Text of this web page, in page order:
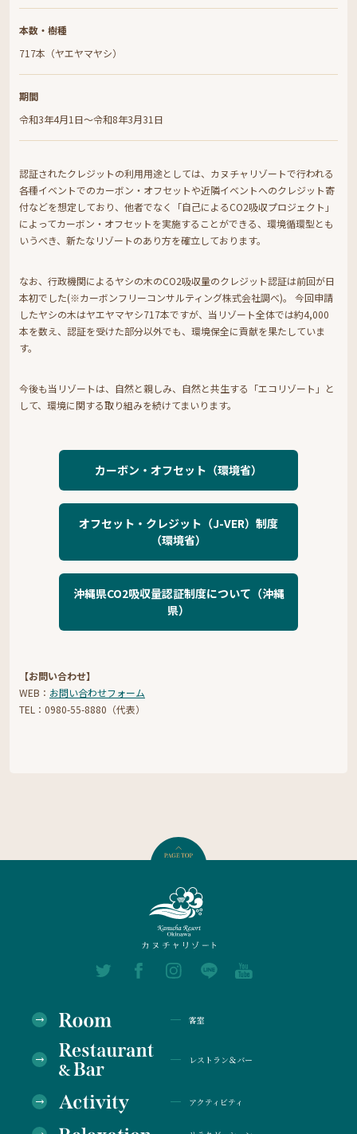
本数・樹種
717本（ヤエヤマヤシ）
期間
令和3年4月1日～令和8年3月31日
認証されたクレジットの利用用途としては、カヌチャリゾートで行われる
各種イベントでのカーボン・オフセットや近隣イベントへのクレジット寄
付などを想定しており、他者でなく「自己によるCO2吸収プロジェクト」
によってカーボン・オフセットを実施することができる、環境循環型とも
いうべき、新たなリゾートのあり方を確立しております。
なお、行政機関によるヤシの木のCO2吸収量のクレジット認証は前回が日
本初でした(※カーボンフリーコンサルティング株式会社調べ)。 今回申請
したヤシの木はヤエヤマヤシ717本ですが、当リゾート全体では約4,000
本を数え、認証を受けた部分以外でも、環境保全に貢献を果たしていま
す。
今後も当リゾートは、自然と親しみ、自然と共生する「エコリゾート」と
して、環境に関する取り組みを続けてまいります。
カーボン・オフセット（環境省）
オフセット・クレジット（J-VER）制度
（環境省）
沖縄県CO2吸収量認証制度について（沖縄
県）
【お問い合わせ】
WEB： お問い合わせフォーム
TEL：0980-55-8880（代表）
客室
レストラン＆バー
アクティビティ